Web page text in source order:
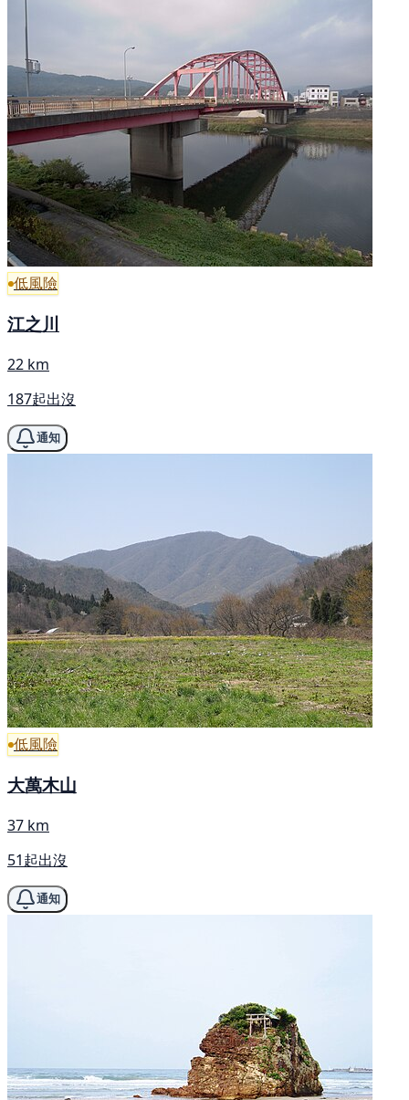
低風險
江之川
22 km
187起出沒
通知
低風險
大萬木山
37 km
51起出沒
通知